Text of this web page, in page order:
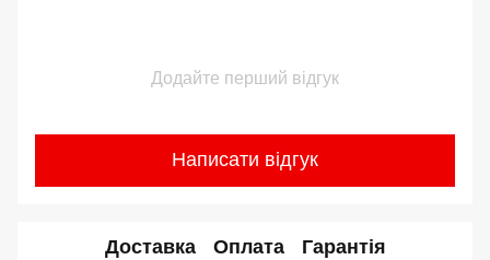
Додайте перший відгук
Написати відгук
Доставка Оплата Гарантія